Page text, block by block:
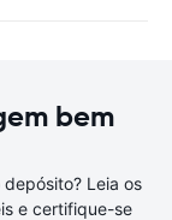
bem
Leia os
e certifique-se